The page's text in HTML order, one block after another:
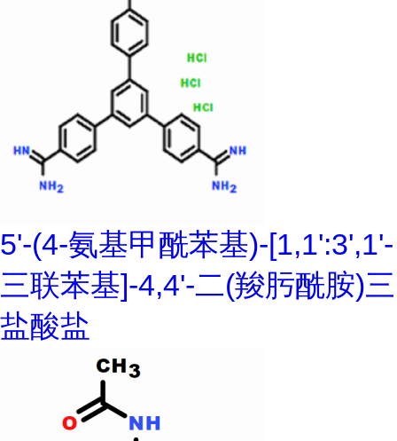
5'-(4-氨基甲酰苯基)-[1,1':3',1'-
三联苯基]-4,4'-二(羧肟酰胺)三
盐酸盐